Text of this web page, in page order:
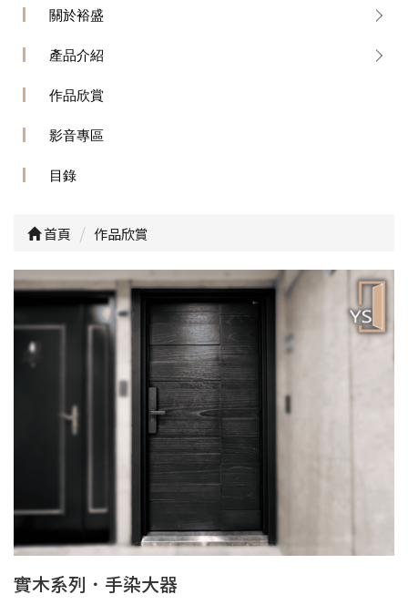
關於裕盛
產品介紹
作品欣賞
影音專區
目錄
首頁 作品欣賞
實木系列．手染大器